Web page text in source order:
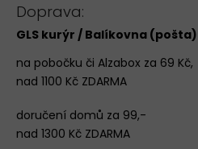
Doprava:
GLS kurýr / Balíkovna (pošta)
na pobočku či Alzabox za 69 Kč,
nad 1100 Kč ZDARMA
doručení domů za 99,-
nad 1300 Kč ZDARMA